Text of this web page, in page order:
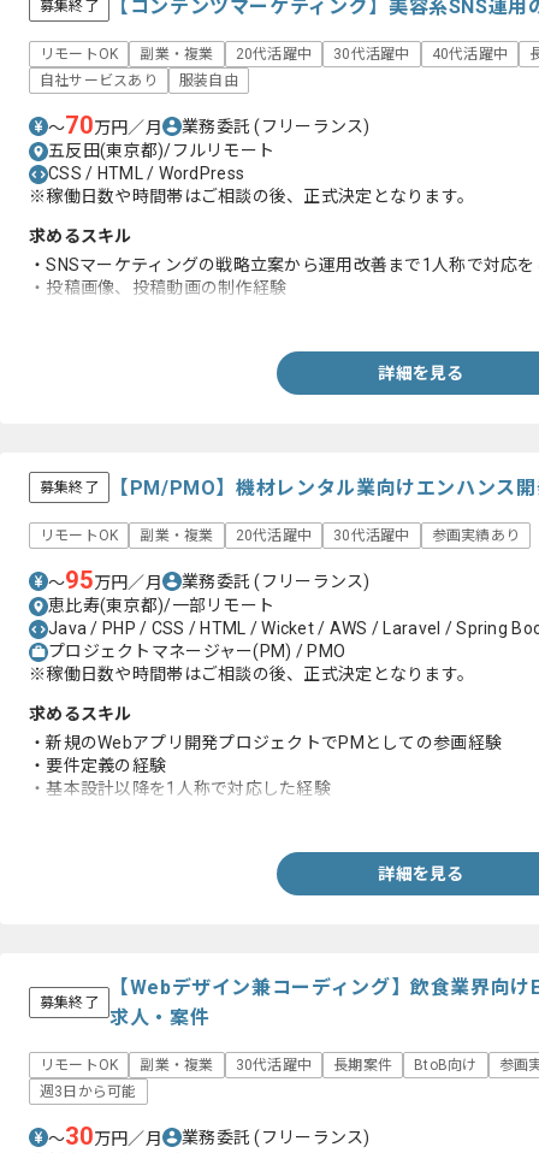
募集終了 【コンテンツマーケティング】美容系SNS運
リモートOK 副業・複業 20代活躍中 30代活躍中 40代活躍中
自社サービスあり
服装自由
〜70万円／月 業務委託(フリーランス)
五反田(東京都)/フルリモート
CSS / HTML / WordPress
※稼働日数や時間帯はご相談の後、正式決定となります。
求めるスキル
・SNSマーケティングの戦略立案から運用改善まで1人称で対応
・投稿画像、投稿動画の制作経験
詳細を見る
募集終了 【PM/PMO】機材レンタル業向けエンハンス
リモートOK 副業・複業 20代活躍中 30代活躍中 参画実績あり
〜95万円／月 業務委託(フリーランス)
恵比寿(東京都)/一部リモート
Java / PHP / CSS / HTML / Wicket / AWS / Laravel / Spring
プロジェクトマネージャー(PM) / PMO
※稼働日数や時間帯はご相談の後、正式決定となります。
求めるスキル
・新規のWebアプリ開発プロジェクトでPMとしての参画経験
・要件定義の経験
・基本設計以降を1人称で対応した経験
詳細を見る
募集終了
【Webデザイン兼コーディング】飲食業界向
求人・案件
リモートOK 副業・複業 30代活躍中 長期案件 BtoB向け
参画
週3日から可能
〜30万円／月 業務委託(フリーランス)